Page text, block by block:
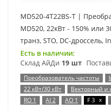
MD520-4T22BS-T |
MD520, 22кВт - 150% или
транз, STO, DC-дроссель,
Есть в наличии:
Склад АйДи 19 шт
Преобразователь частоты
22 кВт/30 кВт
Векторный и
RO 1
AI 2 AO 1 F 3 x